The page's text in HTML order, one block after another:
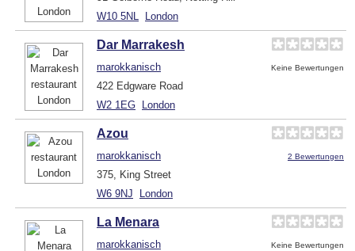
W10 5NL
London
Dar Marrakesh
marokkanisch Keine Bewertungen
422 Edgware Road
W2 1EG London
Azou
marokkanisch 2 Bewertungen
375, King Street
W6 9NJ
London
La Menara
marokkanisch Keine Bewertungen